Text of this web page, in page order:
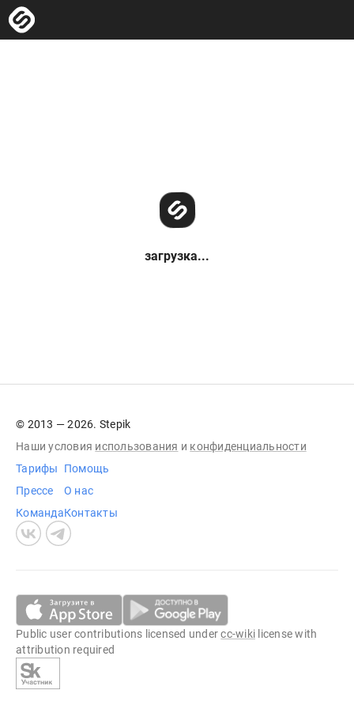
загрузка...
© 2013 — 2026. Stepik
Наши условия использования и конфиденциальности
Тарифы
Прессе
Команда
Помощь
О нас
Контакты
Public user contributions licensed undercc-wiki license with
attribution required